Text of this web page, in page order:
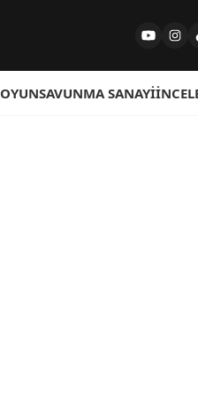
OYUNSAVUNMA SANAYI